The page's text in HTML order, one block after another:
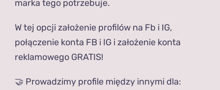
marka tego potrzebuje.
W tej opcji założenie profilów na Fb i IG,
połączenie konta FB i IG i założenie konta
reklamowego GRATIS!
🤝 Prowadzimy profile między innymi dla: